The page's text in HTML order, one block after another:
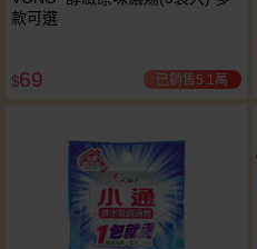
款可選
$69 已銷售5.1萬